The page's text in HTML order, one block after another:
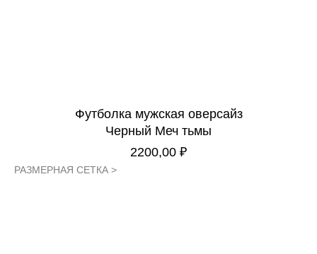
Футболка мужская оверсайз
Черный Меч тьмы
2200,00 ₽
РАЗМЕРНАЯ СЕТКА >